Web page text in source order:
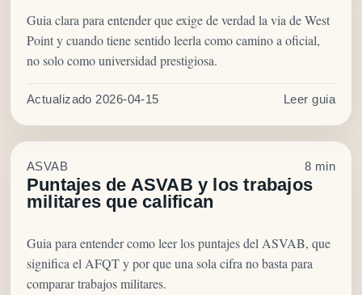
Guia clara para entender que exige de verdad la via de West
Point y cuando tiene sentido leerla como camino a oficial,
no solo como universidad prestigiosa.
Actualizado 2026-04-15 Leer guia
ASVAB 8 min
Puntajes de ASVAB y los trabajos
militares que califican
Guia para entender como leer los puntajes del ASVAB, que
significa el AFQT y por que una sola cifra no basta para
comparar trabajos militares.